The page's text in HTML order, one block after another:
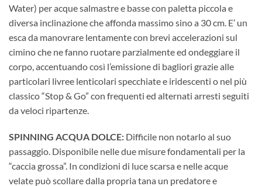
Water) per acque salmastre e basse con paletta piccola e
diversa inclinazione che affonda massimo sino a 30 cm. E’ un
esca da manovrare lentamente con brevi accelerazioni sul
cimino che ne fanno ruotare parzialmente ed ondeggiare il
corpo, accentuando così l’emissione di bagliori grazie alle
particolari livree lenticolari specchiate e iridescenti o nel più
classico “Stop & Go” con frequenti ed alternati arresti seguiti
da veloci ripartenze.
SPINNING ACQUA DOLCE: Difficile non notarlo al suo
passaggio. Disponibile nelle due misure fondamentali per la
“caccia grossa”. In condizioni di luce scarsa e nelle acque
velate può scollare dalla propria tana un predatore e